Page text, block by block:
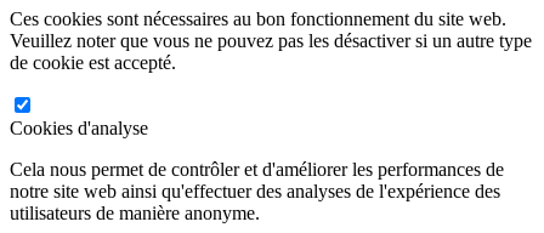
Ces cookies sont nécessaires au bon fonctionnement du site web.
Veuillez noter que vous ne pouvez pas les désactiver si un autre type
de cookie est accepté.
Cookies d'analyse
Cela nous permet de contrôler et d'améliorer les performances de
notre site web ainsi qu'effectuer des analyses de l'expérience des
utilisateurs de manière anonyme.